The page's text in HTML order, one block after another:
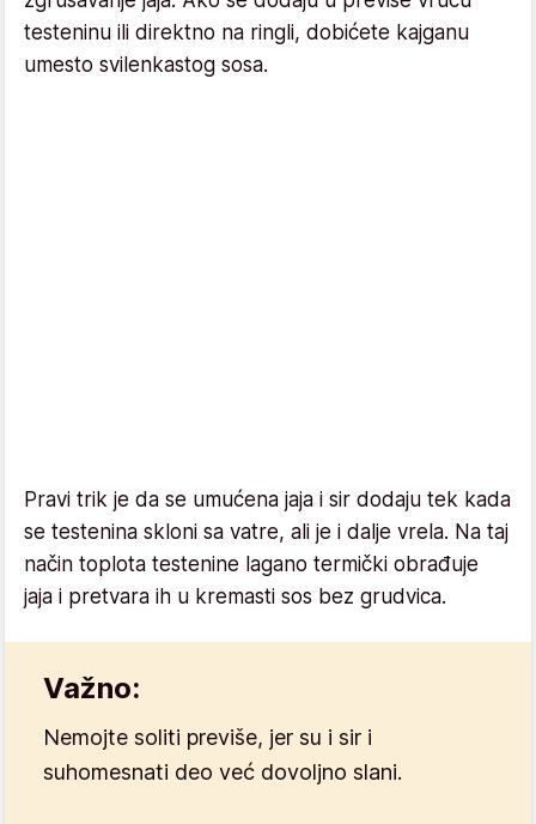
testeninu ili direktno na ringli, dobićete kajganu
umesto svilenkastog sosa.
Pravi trik je da se umućena jaja i sir dodaju tek kada
se testenina skloni sa vatre, ali je i dalje vrela. Na taj
način toplota testenine lagano termički obrađuje
jaja i pretvara ih u kremasti sos bez grudvica.
Važno:
Nemojte soliti previše, jer su i sir i
suhomesnati deo već dovoljno slani.